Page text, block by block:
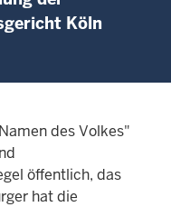
Köln
des Volkes"
öffentlich, das
hat die